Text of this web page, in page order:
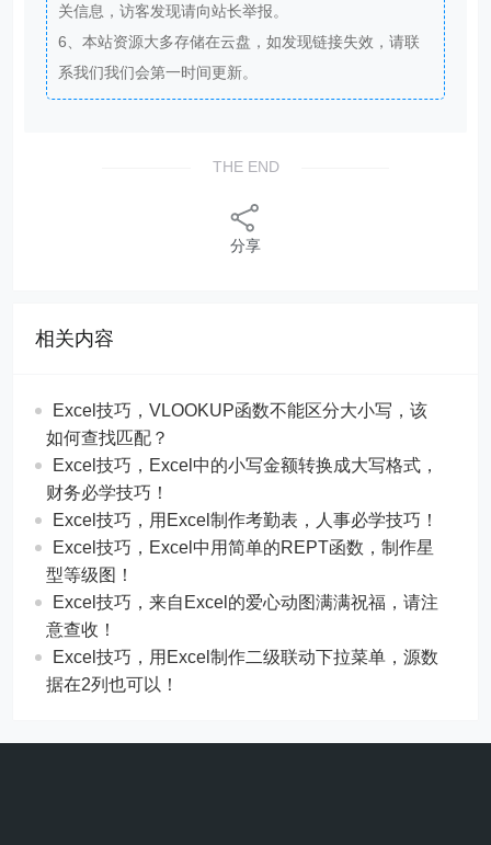
关信息，访客发现请向站长举报。
6、本站资源大多存储在云盘，如发现链接失效，请联
系我们我们会第一时间更新。
THE END
分享
相关内容
Excel技巧，​​VLOOKUP函数不能区分大小写，该
如何查找匹配？
​​Excel技巧，Excel中的小写金额转换成大写格式，
财务必学技巧！
​​Excel技巧，用Excel制作考勤表，人事必学技巧！
Excel技巧，​​Excel中用简单的REPT函数，制作星
型等级图！
Excel技巧，来自Excel的爱心动图满满祝福，请注
意查收！
Excel技巧，用Excel制作二级联动下拉菜单，源数
据在2列也可以！